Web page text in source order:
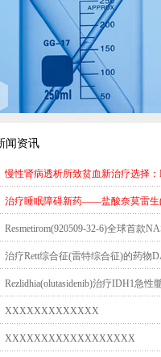
闻资讯
慢性肾病透析所致贫血新治疗选择：
治疗睡眠障碍新药——盐酸奈莫雷生
Resmetirom(920509-32-6)全球首款
治疗Rett综合征(雷特综合征)的药物
Rezlidhia(olutasidenib)治疗IDH1急性
XXXXXXXXXXXXX
XXXXXXXXXXXXXXXXXX